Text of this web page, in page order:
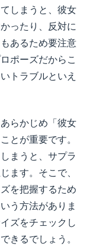
しまうと、彼女
ったり、反対に
あるため要注意
ポーズだからこ
トラブルといえ
らかじめ「彼女
とが重要です。
まうと、サプラ
ます。そこで、
を把握するため
う方法がありま
ズをチェックし
きるでしょう。